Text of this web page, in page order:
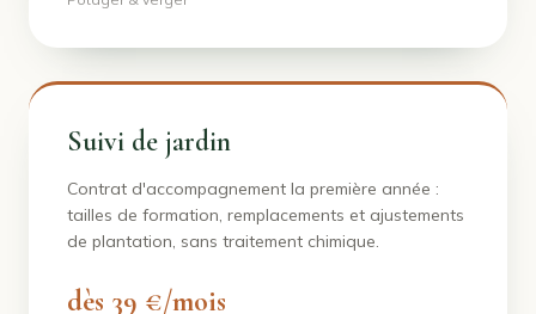
Suivi de jardin
Contrat d'accompagnement la première année :
tailles de formation, remplacements et ajustements
de plantation, sans traitement chimique.
dès 39 €/mois